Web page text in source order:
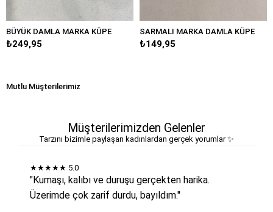
BÜYÜK DAMLA MARKA KÜPE
₺249,95
SARMALI MARKA DAMLA KÜPE
₺149,95
Mutlu Müşterilerimiz
Müşterilerimizden Gelenler
Tarzını bizimle paylaşan kadınlardan gerçek yorumlar ✨
★★★★★ 5.0
"Kumaşı, kalıbı ve duruşu gerçekten harika.
Üzerimde çok zarif durdu, bayıldım."